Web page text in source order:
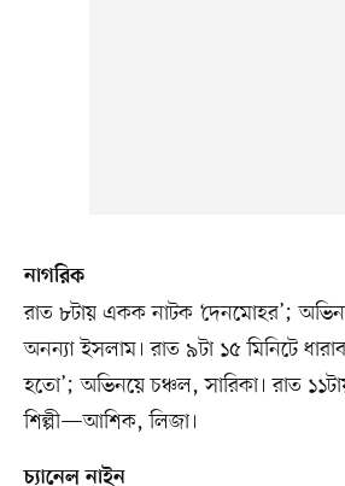
নাগরিক
রাত ৮টায় একক নাটক ‘দেনমোহর’;
অনন্যা ইসলাম। রাত ৯টা ১৫ মিনিটে
হতো’; অভিনয়ে চঞ্চল, সারিকা। রাত
শিল্পী—আশিক, লিজা।
চ্যানেল নাইন